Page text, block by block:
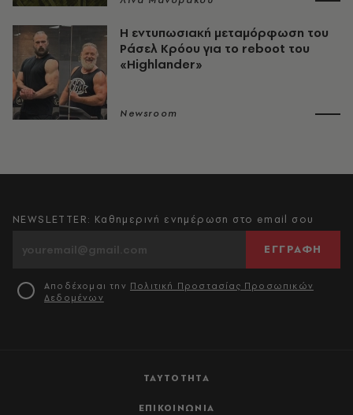
Η εντυπωσιακή μεταμόρφωση του
Ράσελ Κρόου για το reboot του
«Highlander»
Newsroom
ΤΑΥΤΟΤΗΤΑ
ΕΠΙΚΟΙΝΩΝΙΑ
NEWSLETTER: Καθημερινή ενημέρωση στο email σου
ΕΓΓΡΑΦΗ
Αποδέχομαι την Πολιτική Προστασίας Προσωπικών
Δεδομένων